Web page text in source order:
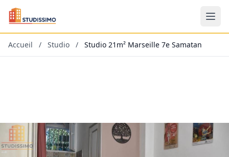
Accueil / Studio / Studio 21m² Marseille 7e Samatan